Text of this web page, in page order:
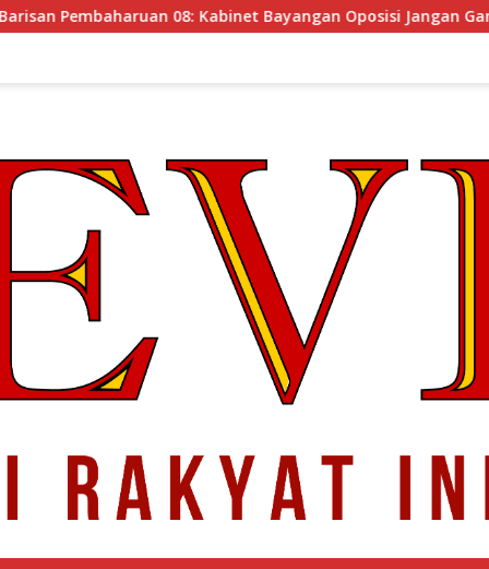
08: Kabinet Bayangan Oposisi Jangan Ganggu Stabilitas